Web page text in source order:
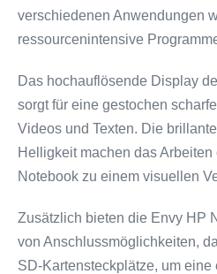
verschiedenen Anwendungen
ressourcenintensive
Das hochauflösende Display
sorgt für eine gestochen
Videos und Texten. Die
Helligkeit machen das
Notebook zu einem visuellen
Zusätzlich bieten die Envy HP
von Anschlussmöglichkeiten,
SD-Kartensteckplätze, um